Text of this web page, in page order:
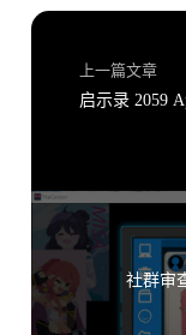
上一篇文章